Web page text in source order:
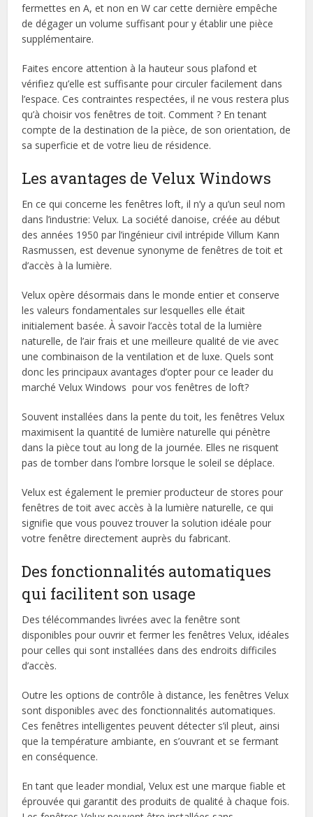
fermettes en A, et non en W car cette dernière empêche
de dégager un volume suffisant pour y établir une pièce
supplémentaire.
Faites encore attention à la hauteur sous plafond et
vérifiez qu’elle est suffisante pour circuler facilement dans
l’espace. Ces contraintes respectées, il ne vous restera plus
qu’à choisir vos fenêtres de toit. Comment ? En tenant
compte de la destination de la pièce, de son orientation, de
sa superficie et de votre lieu de résidence.
Les avantages de Velux Windows
En ce qui concerne les fenêtres loft, il n’y a qu’un seul nom
dans l’industrie: Velux. La société danoise, créée au début
des années 1950 par l’ingénieur civil intrépide Villum Kann
Rasmussen, est devenue synonyme de fenêtres de toit et
d’accès à la lumière.
Velux opère désormais dans le monde entier et conserve
les valeurs fondamentales sur lesquelles elle était
initialement basée. À savoir l’accès total de la lumière
naturelle, de l’air frais et une meilleure qualité de vie avec
une combinaison de la ventilation et de luxe. Quels sont
donc les principaux avantages d’opter pour ce leader du
marché Velux Windows pour vos fenêtres de loft?
Souvent installées dans la pente du toit, les fenêtres Velux
maximisent la quantité de lumière naturelle qui pénètre
dans la pièce tout au long de la journée. Elles ne risquent
pas de tomber dans l’ombre lorsque le soleil se déplace.
Velux est également le premier producteur de stores pour
fenêtres de toit avec accès à la lumière naturelle, ce qui
signifie que vous pouvez trouver la solution idéale pour
votre fenêtre directement auprès du fabricant.
Des fonctionnalités automatiques
qui facilitent son usage
Des télécommandes livrées avec la fenêtre sont
disponibles pour ouvrir et fermer les fenêtres Velux, idéales
pour celles qui sont installées dans des endroits difficiles
d’accès.
Outre les options de contrôle à distance, les fenêtres Velux
sont disponibles avec des fonctionnalités automatiques.
Ces fenêtres intelligentes peuvent détecter s’il pleut, ainsi
que la température ambiante, en s’ouvrant et se fermant
en conséquence.
En tant que leader mondial, Velux est une marque fiable et
éprouvée qui garantit des produits de qualité à chaque fois.